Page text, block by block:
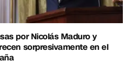
por Nicolás Maduro y
sorpresivamente en el